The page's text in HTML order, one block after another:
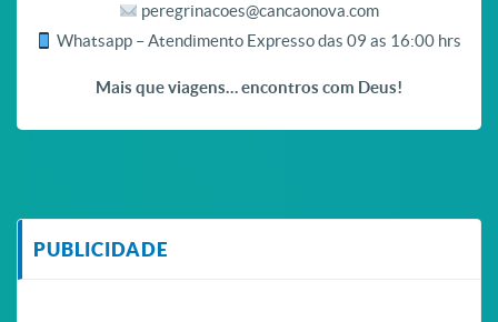
peregrinacoes@cancaonova.com
Whatsapp – Atendimento Expresso das 09 as 16:00 hrs
Mais que viagens… encontros com Deus!
PUBLICIDADE